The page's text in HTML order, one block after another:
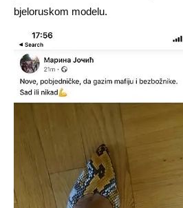
bjeloruskom modelu.